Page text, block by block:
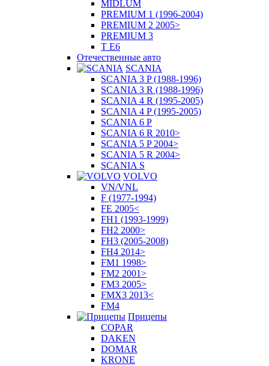
MIDLUM
PREMIUM 1 (1996-2004)
PREMIUM 2 2005>
PREMIUM 3
T E6
Отечественные авто
SCANIA
SCANIA 3 P (1988-1996)
SCANIA 3 R (1988-1996)
SCANIA 4 R (1995-2005)
SCANIA 4 P (1995-2005)
SCANIA 6 P
SCANIA 6 R 2010>
SCANIA 5 P 2004>
SCANIA 5 R 2004>
SCANIA S
VOLVO
VN/VNL
F (1977-1994)
FE 2005<
FH1 (1993-1999)
FH2 2000>
FH3 (2005-2008)
FH4 2014>
FM1 1998>
FM2 2001>
FM3 2005>
FMX3 2013<
FM4
Прицепы
COPAR
DAKEN
DOMAR
KRONE